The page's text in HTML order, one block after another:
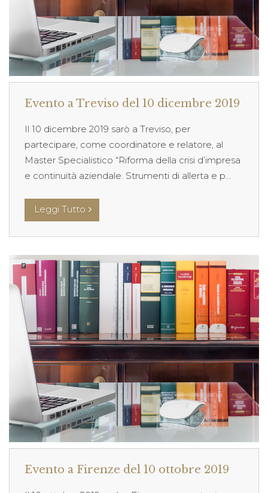
Evento a Treviso del 10 dicembre 2019
Il 10 dicembre 2019 sarò a Treviso, per
partecipare, come coordinatore e relatore, al
Master Specialistico “Riforma della crisi d’impresa
e continuità aziendale. Strumenti di allerta e p...
Leggi Tutto
Evento a Firenze del 10 ottobre 2019